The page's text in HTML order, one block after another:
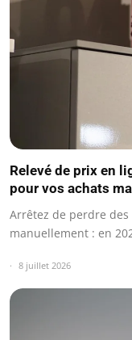
Relevé de prix en
pour vos achats
Arrêtez de perdre
manuellement : en
8 juillet 2026